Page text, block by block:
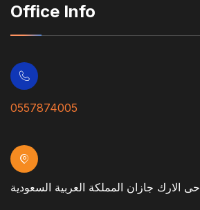
Office Info
0557874005
حى الارك جازان المملكة العربية السعودية